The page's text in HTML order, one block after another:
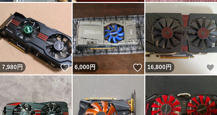
7,980円 いいね！
6,000円 いいね！
16,800円